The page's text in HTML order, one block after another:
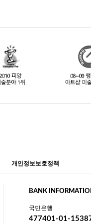
개인정보보호정책
BANK
국민은행
477401-01-